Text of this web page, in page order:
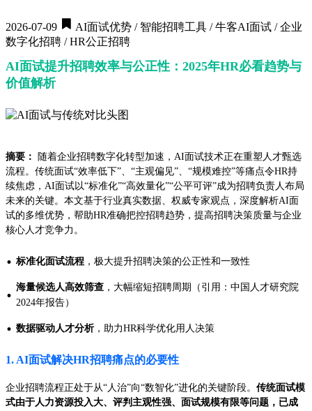
2026-07-09
AI面试优势 / 智能招聘工具 / 牛客AI面试 / 企业
数字化招聘 / HR公正招聘
AI面试提升招聘效率与公正性：2025年HR必看趋势与
价值解析
摘要：
随着企业招聘数字化转型加速，AI面试技术正在重塑人才甄选
流程。传统面试“效率低下”、“主观偏见”、“规模难控”等痛点令HR持
续焦虑，AI面试以“标准化”“高效量化”“公平可评”成为招聘负责人布局
未来的关键。本文基于行业真实数据、权威专家观点，深度解析AI面
试的多维优势，帮助HR准确把控招聘趋势，提高招聘决策质量与企业
核心人才竞争力。
· 标准化面试流程 ，极大提升招聘决策的公正性和一致性
· 海量候选人高效筛查 ，大幅缩短招聘周期（引用：中国人才研究院
2024年报告）
· 数据驱动人才分析，助力HR科学优化用人决策
1. AI面试解决HR招聘痛点的必要性
企业招聘流程正处于从“人治”向“数智化”进化的关键阶段。 传统面试模
式由于人力资源投入大、评判主观性强、面试规模有限等问题，已成